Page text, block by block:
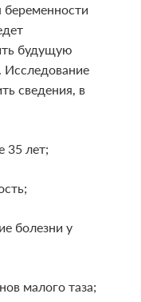
беременности
будущую
сведения, в
35 лет;
болезни у
малого таза;